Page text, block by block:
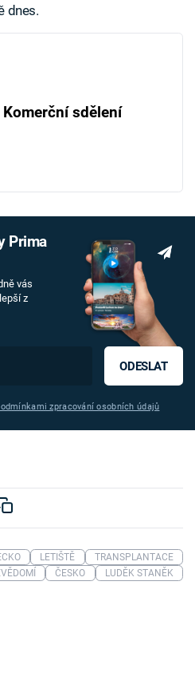
dnes.
Komerční sdělení
Prima
vás
z
ODESLAT
zpracování osobních údajů
LETIŠTĚ
TRANSPLANTACE
ČESKO LUDĚK STANĚK